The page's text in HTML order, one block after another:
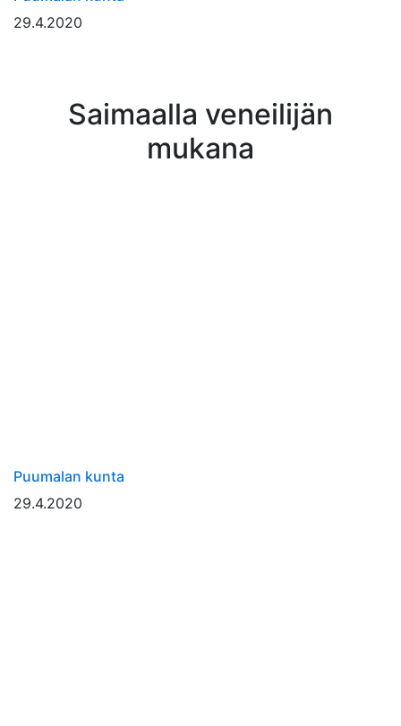
29.4.2020
Saimaalla veneilijän
mukana
Puumalan kunta
29.4.2020